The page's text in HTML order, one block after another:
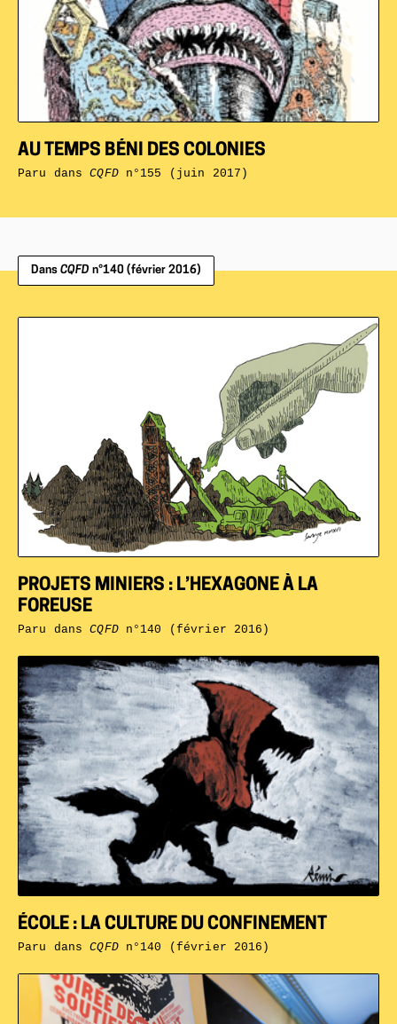
AU TEMPS BÉNI DES COLONIES
Paru dansCQFDn°155 (juin 2017)
Dans CQFD n°140 (février 2016)
ÉCOLE : LA CULTURE DU CONFINEMENT
Paru dansCQFDn°140 (février 2016)
PROJETS MINIERS : L’HEXAGONE À LA
FOREUSE
Paru dansCQFDn°140 (février 2016)